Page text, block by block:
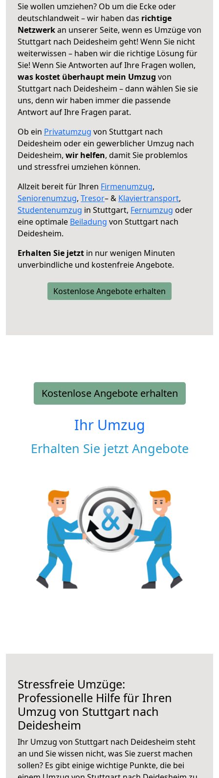
Sie wollen umziehen? Ob um die Ecke oder
deutschlandweit – wir haben das richtige
Netzwerkan unserer Seite, wenn es Umzüge von
Stuttgart nach Deidesheim geht! Wenn Sie nicht
weiterwissen – haben wir die richtige Lösung für
Sie! Wenn Sie Antworten auf Ihre Fragen wollen,
was kostet überhaupt mein Umzug von
Stuttgart nach Deidesheim – dann wählen Sie sie
uns, denn wir haben immer die passende
Antwort auf Ihre Fragen parat.
Ob ein Privatumzug von Stuttgart nach
Deidesheim oder ein gewerblicher Umzug nach
Deidesheim, wir helfen, damit Sie problemlos
und stressfrei umziehen können.
Allzeit bereit für Ihren Firmenumzug,
Seniorenumzug, Tresor– & Klaviertransport,
Studentenumzug in Stuttgart, Fernumzug oder
eine optimale Beiladung von Stuttgart nach
Deidesheim.
Erhalten Sie jetzt in nur wenigen Minuten
unverbindliche und kostenfreie Angebote.
Kostenlose Angebote erhalten
Kostenlose Angebote erhalten
Ihr Umzug
Erhalten Sie jetzt Angebote
Stressfreie Umzüge:
Professionelle Hilfe für Ihren
Umzug von Stuttgart nach
Deidesheim
Ihr Umzug von Stuttgart nach Deidesheim steht
an und Sie wissen nicht, was Sie zuerst machen
sollen? Es gibt einige wichtige Punkte, die bei